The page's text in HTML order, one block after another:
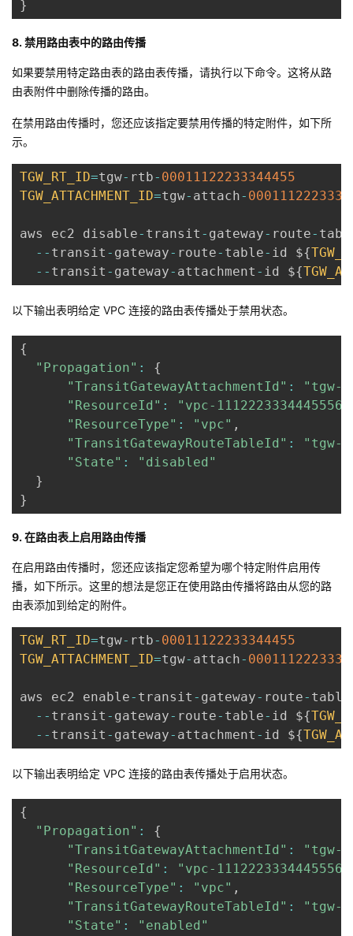
}
8. 禁用路由表中的路由传播
如果要禁用特定路由表的路由表传播，请执行以下命令。这将从路
由表附件中删除传播的路由。
在禁用路由传播时，您还应该指定要禁用传播的特定附件，如下所
示。
TGW_RT_ID=tgw- rtb- 00011122233344455
TGW_ATTACHMENT_ID=tgw- attach-
aws ec2 disable- transit - gateway- route-
-- transit - gateway- route- table- id ${
-- transit - gateway- attachment - id ${
以下输出表明给定 VPC 连接的路由表传播处于禁用状态。
{
"Propagation" :
{
"TransitGatewayAttachmentId" :
"tgw-
"ResourceId" :
"vpc-
"ResourceType" : "vpc" ,
"TransitGatewayRouteTableId" :
"tgw-
"State" :
"disabled"
}
}
9. 在路由表上启用路由传播
在启用路由传播时，您还应该指定您希望为哪个特定附件启用传
播，如下所示。这里的想法是您正在使用路由传播将路由从您的路
由表添加到给定的附件。
TGW_RT_ID=tgw- rtb- 00011122233344455
TGW_ATTACHMENT_ID=tgw- attach-
aws ec2 enable- transit - gateway- route- table
-- transit - gateway- route- table- id ${
-- transit - gateway- attachment - id ${
以下输出表明给定 VPC 连接的路由表传播处于启用状态。
{
"Propagation" :
{
"TransitGatewayAttachmentId" :
"tgw-
"ResourceId" :
"vpc-
"ResourceType" : "vpc" ,
"TransitGatewayRouteTableId" :
"tgw-
"State" :
"enabled"